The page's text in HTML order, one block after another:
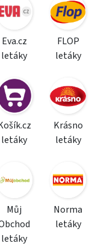
Eva.cz
letáky
FLOP
letáky
letáky
Krásno
letáky
Můj
letáky
Norma
letáky